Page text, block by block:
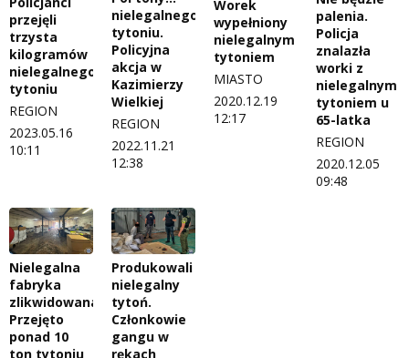
przejęli
trzysta
kilogramów
nielegalnego
tytoniu
REGION
2023.05.16
10:11
nielegalnego
tytoniu.
Policyjna
akcja w
Kazimierzy
Wielkiej
REGION
2022.11.21
12:38
Worek
wypełniony
nielegalnym
tytoniem
MIASTO
2020.12.19
12:17
palenia.
Policja
znalazła
worki z
nielegalnym
tytoniem u
65-latka
REGION
2020.12.05
09:48
Nielegalna
fabryka
zlikwidowana.
Przejęto
ponad 10
ton tytoniu
Produkowali
nielegalny
tytoń.
Członkowie
gangu w
rękach